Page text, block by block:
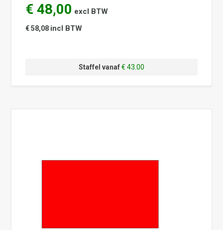
€ 48,00 excl BTW
€ 58,08 incl BTW
Staffel vanaf€ 43.00